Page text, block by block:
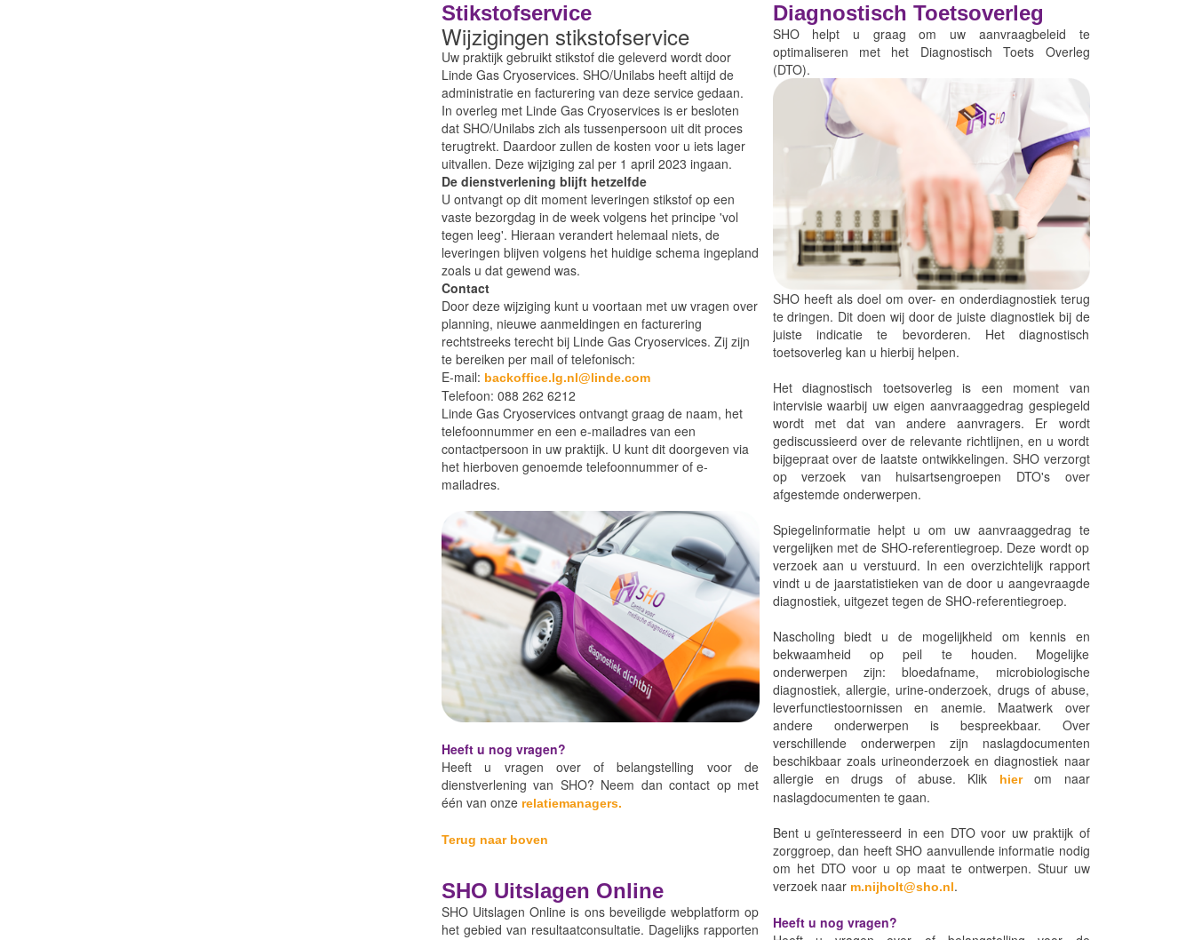
Stikstofservice
Wijzigingen stikstofservice
Uw praktijk gebruikt stikstof die geleverd wordt door
Linde Gas Cryoservices. SHO/Unilabs heeft altijd de
administratie en facturering van deze service gedaan.
In overleg met Linde Gas Cryoservices is er besloten
dat SHO/Unilabs zich als tussenpersoon uit dit proces
terugtrekt. Daardoor zullen de kosten voor u iets lager
uitvallen. Deze wijziging zal per 1 april 2023 ingaan.
De dienstverlening blijft hetzelfde
U ontvangt op dit moment leveringen stikstof op een
vaste bezorgdag in de week volgens het principe 'vol
tegen leeg'. Hieraan verandert helemaal niets, de
leveringen blijven volgens het huidige schema ingepland
zoals u dat gewend was.
Contact
Door deze wijziging kunt u voortaan met uw vragen over
planning, nieuwe aanmeldingen en facturering
rechtstreeks terecht bij Linde Gas Cryoservices. Zij zijn
te bereiken per mail of telefonisch:
E-mail: backoffice.lg.nl@linde.com
Telefoon: 088 262 6212
Linde Gas Cryoservices ontvangt graag de naam, het
telefoonnummer en een e-mailadres van een
contactpersoon in uw praktijk. U kunt dit doorgeven via
het hierboven genoemde telefoonnummer of e-
mailadres.
Heeft u nog vragen?
Heeft u vragen over of belangstelling voor de
dienstverlening van SHO? Neem dan contact op met
één van onze relatiemanagers.
Terug naar boven
SHO Uitslagen Online
SHO Uitslagen Online is ons beveiligde webplatform op
het gebied van resultaatconsultatie. Dagelijks rapporten
Diagnostisch Toetsoverleg
SHO helpt u graag om uw aanvraagbeleid te
optimaliseren met het Diagnostisch Toets Overleg
(DTO).
SHO heeft als doel om over- en onderdiagnostiek terug
te dringen. Dit doen wij door de juiste diagnostiek bij de
juiste indicatie te bevorderen. Het diagnostisch
toetsoverleg kan u hierbij helpen.
Het diagnostisch toetsoverleg is een moment van
intervisie waarbij uw eigen aanvraaggedrag gespiegeld
wordt met dat van andere aanvragers. Er wordt
gediscussieerd over de relevante richtlijnen, en u wordt
bijgepraat over de laatste ontwikkelingen. SHO verzorgt
op verzoek van huisartsengroepen DTO's over
afgestemde onderwerpen.
Spiegelinformatie helpt u om uw aanvraaggedrag te
vergelijken met de SHO-referentiegroep. Deze wordt op
verzoek aan u verstuurd. In een overzichtelijk rapport
vindt u de jaarstatistieken van de door u aangevraagde
diagnostiek, uitgezet tegen de SHO-referentiegroep.
Nascholing biedt u de mogelijkheid om kennis en
bekwaamheid op peil te houden. Mogelijke
onderwerpen zijn: bloedafname, microbiologische
diagnostiek, allergie, urine-onderzoek, drugs of abuse,
leverfunctiestoornissen en anemie. Maatwerk over
andere onderwerpen is bespreekbaar. Over
verschillende onderwerpen zijn naslagdocumenten
beschikbaar zoals urineonderzoek en diagnostiek naar
allergie en drugs of abuse. Klik
hierom naar
naslagdocumenten te gaan.
Bent u geïnteresseerd in een DTO voor uw praktijk of
zorggroep, dan heeft SHO aanvullende informatie nodig
om het DTO voor u op maat te ontwerpen. Stuur uw
verzoek naar m.nijholt@sho.nl.
Heeft u nog vragen?